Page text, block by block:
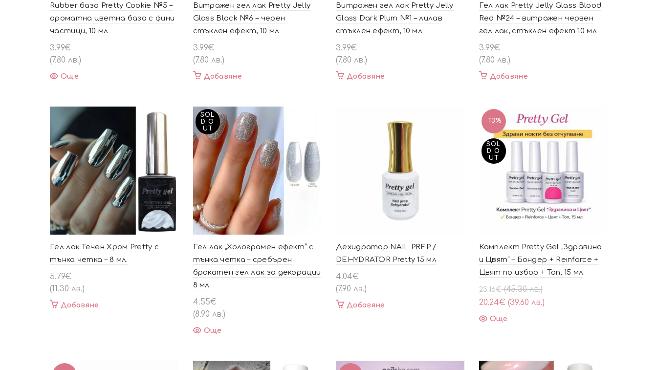
Rubber база Pretty Cookie №5 –
ароматна цветна база с фини
частици, 10 мл
3.99€
(7.80 лв.)
Още
Витражен гел лак Pretty Jelly
Glass Black №6 – черен
стъклен ефект, 10 мл
3.99€
(7.80 лв.)
Добавяне
Витражен гел лак Pretty Jelly
Glass Dark Plum №1 – лилав
стъклен ефект, 10 мл
3.99€
(7.80 лв.)
Добавяне
Гел лак Pretty Jelly Glass Blood
Red №24 – витражен червен
гел лак, стъклен ефект 10 мл
3.99€
(7.80 лв.)
Добавяне
Гел лак Течен Хром Pretty с
тънка четка – 8 мл.
5.79€
(11.30 лв.)
Добавяне
SOL
D O
UT
Гел лак „Холограмен ефект“ с
тънка четка – сребърен
брокатен гел лак за декорации
8 мл
4.55€
(8.90 лв.)
Още
Дехидратор NAIL PREP /
DEHYDRATOR Pretty 15 мл
4.04€
(7.90 лв.)
Добавяне
-13%
SOL
D O
UT
Комплект Pretty Gel „Здравина
и Цвят“ – Бондер + Reinforce +
Цвят по избор + Топ, 15 мл
23.16€ (45.30 лв.)
Original
price
was:
23.16€
20.24€ (39.60 лв.)
Текущата
цена
е:
20.24€
Още